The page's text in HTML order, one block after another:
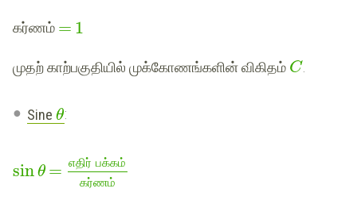
கர்ணம் = 1
முதற் காற்பகுதியில் முக்கோணங்களின் விகிதம் C
Sine θ:
sinθ = எதிர் பக்கம்
கர்ணம்